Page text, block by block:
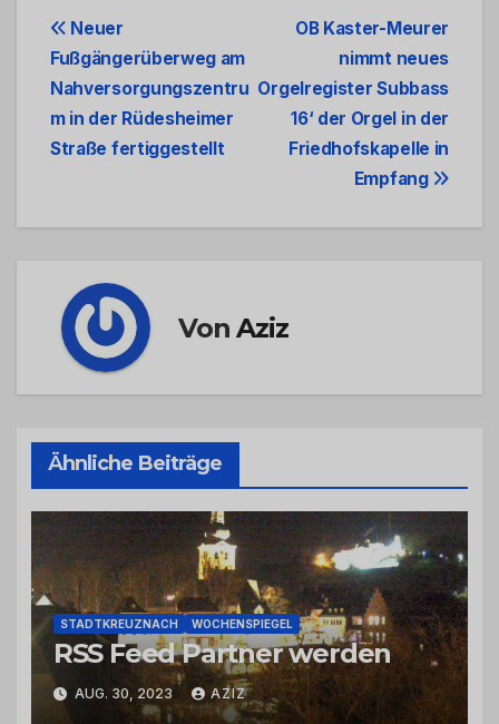
Beitrags-
Navigation
OB Kaster-Meurer
nimmt neues
Orgelregister Subbass
16‘ der Orgel in der
Friedhofskapelle in
Empfang
Neuer
Fußgängerüberweg am
Nahversorgungszentru
m in der Rüdesheimer
Straße fertiggestellt
VonAziz
Ähnliche Beiträge
STADTKREUZNACH WOCHENSPIEGEL
RSS Feed Partner werden
AUG. 30, 2023 AZIZ